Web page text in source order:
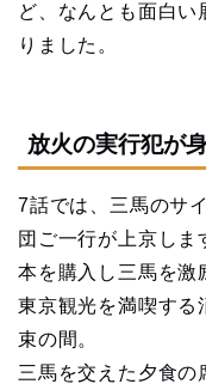
ど、なんとも面白い
りました。
放火の実行犯が
7話では、三馬のサ
団ご一行が上京しま
本を購入し三馬を激
東京観光を満喫する
束の間。
三馬を交えた夕食の